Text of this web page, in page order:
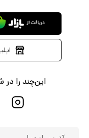
این‌چند را در